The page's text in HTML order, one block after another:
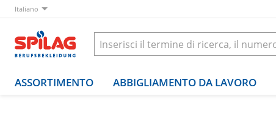
Italiano
ASSORTIMENTO ABBIGLIAMENTO DA LAVORO